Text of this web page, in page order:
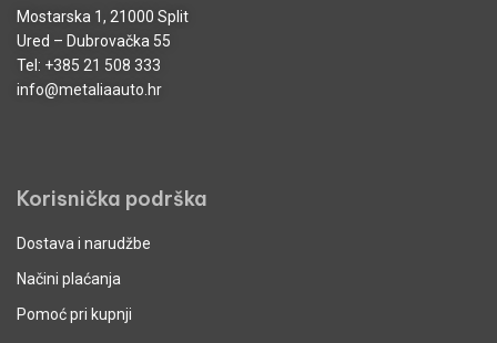
Mostarska 1, 21000 Split
Ured – Dubrovačka 55
Tel: +385 21 508 333
info@metaliaauto.hr
Korisnička podrška
Dostava i narudžbe
Načini plaćanja
Pomoć pri kupnji